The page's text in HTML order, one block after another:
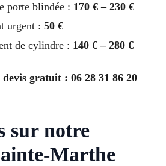
porte blindée : 170 € – 230 €
urgent : 50 €
de cylindre : 140 € – 280 €
gratuit : 06 28 31 86 20
sur notre
Marthe